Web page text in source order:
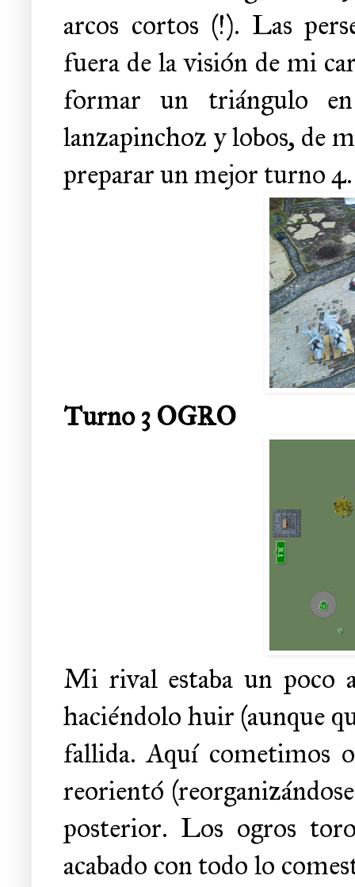
arcos cortos (!). Las
fuera de la visión de mi
formar un triángulo
lanzapinchoz y lobos, de
preparar un mejor turno 4.
Turno 3 OGRO
Mi rival estaba un poco
haciéndolo huir (aunque
fallida. Aquí cometimos
reorientó
posterior. Los ogros
acabado con todo lo